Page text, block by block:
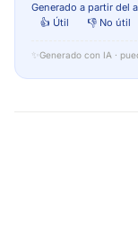
Generado a partir del
👍 Útil
👎 No útil
✨ Generado con IA ·